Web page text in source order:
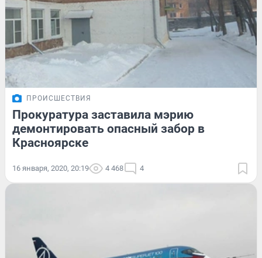
ПРОИСШЕСТВИЯ
Прокуратура заставила мэрию
демонтировать опасный забор в
Красноярске
16 января, 2020, 20:19 4 468 4